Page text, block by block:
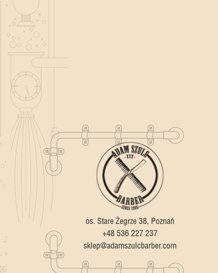
os. Stare Żegrze 38, Poznań
+48 536 227 237
sklep@adamszulcbarber.com